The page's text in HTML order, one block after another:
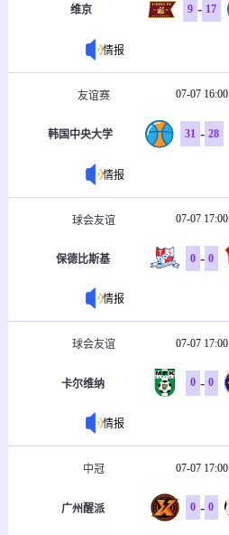
维京 9 - 17
情报
友谊赛 07-07 16:00
韩国中央大学 31 - 28
情报
球会友谊 07-07 17:00
保德比斯基 0 - 0
情报
球会友谊 07-07 17:00
卡尔维纳 0 - 0
情报
中冠 07-07 17:00
广州醒派 0 - 0